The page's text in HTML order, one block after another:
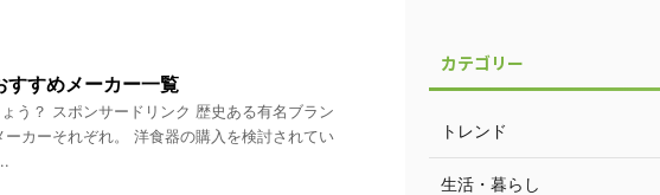
すすめメーカー一覧
う？ スポンサードリンク 歴史ある有名ブラン
カーそれぞれ。 洋食器の購入を検討されてい
カテゴリー
トレンド
生活・暮らし